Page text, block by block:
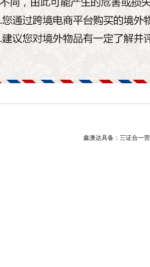
鑫澳达具备：三证合一